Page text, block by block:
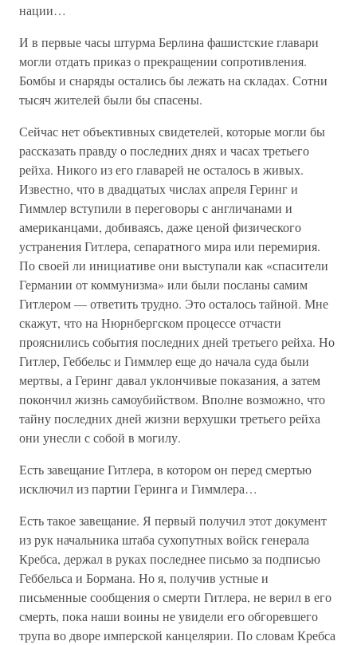
нации…
И в первые часы штурма Берлина фашистские главари
могли отдать приказ о прекращении сопротивления.
Бомбы и снаряды остались бы лежать на складах. Сотни
тысяч жителей были бы спасены.
Сейчас нет объективных свидетелей, которые могли бы
рассказать правду о последних днях и часах третьего
рейха. Никого из его главарей не осталось в живых.
Известно, что в двадцатых числах апреля Геринг и
Гиммлер вступили в переговоры с англичанами и
американцами, добиваясь, даже ценой физического
устранения Гитлера, сепаратного мира или перемирия.
По своей ли инициативе они выступали как «спасители
Германии от коммунизма» или были посланы самим
Гитлером — ответить трудно. Это осталось тайной. Мне
скажут, что на Нюрнбергском процессе отчасти
прояснились события последних дней третьего рейха. Но
Гитлер, Геббельс и Гиммлер еще до начала суда были
мертвы, а Геринг давал уклончивые показания, а затем
покончил жизнь самоубийством. Вполне возможно, что
тайну последних дней жизни верхушки третьего рейха
они унесли с собой в могилу.
Есть завещание Гитлера, в котором он перед смертью
исключил из партии Геринга и Гиммлера…
Есть такое завещание. Я первый получил этот документ
из рук начальника штаба сухопутных войск генерала
Кребса, держал в руках последнее письмо за подписью
Геббельса и Бормана. Но я, получив устные и
письменные сообщения о смерти Гитлера, не верил в его
смерть, пока наши воины не увидели его обгоревшего
трупа во дворе имперской канцелярии. По словам Кребса